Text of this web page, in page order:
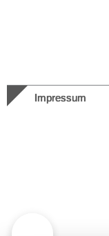
Impressum